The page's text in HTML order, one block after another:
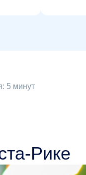
5 минут
Рике